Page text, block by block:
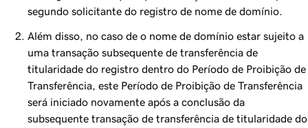
segundo solicitante do registro de nome de domínio.
Além disso, no caso de o nome de domínio estar sujeito a
uma transação subsequente de transferência de
titularidade do registro dentro do Período de Proibição de
Transferência, este Período de Proibição de Transferência
será iniciado novamente após a conclusão da
subsequente transação de transferência de titularidade do